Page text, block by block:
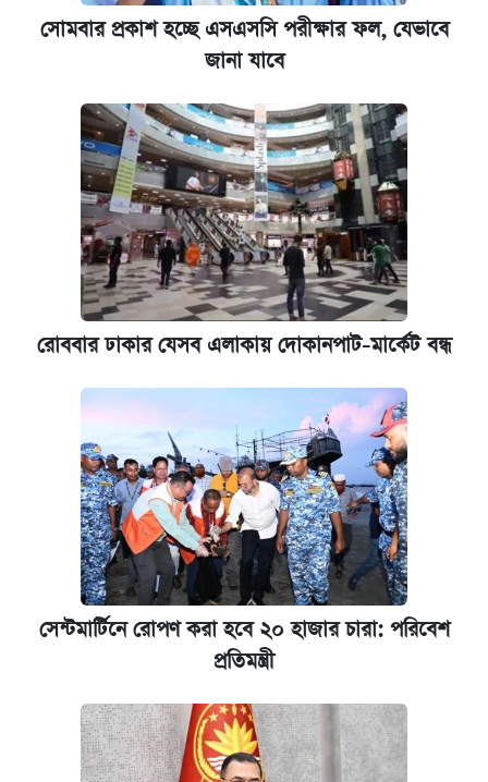
রাষ্ট্রবিরোধী কর্মকাণ্ড: ঢাবির কয়েকজন শিক্ষকের
প্রতিষ্ঠান প্রধানদের ভাইভা শুরুর নির্দেশ শিক্ষামন্ত্রীর
সোমবার প্রকাশ হচ্ছে এসএসসি পরীক্ষার ফল, যেভাবে
জানা যাবে
রোববার ঢাকার যেসব এলাকায় দোকানপাট-মার্কেট বন্ধ
সেন্টমার্টিনে রোপণ করা হবে ২০ হাজার চারা: পরিবেশ
প্রতিমন্ত্রী